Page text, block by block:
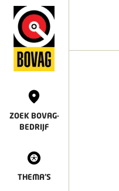
ZOEK BOVAG-
BEDRIJF
THEMA'S